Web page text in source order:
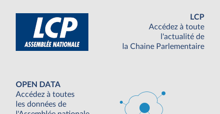
LCP
Accédez à toute
l'actualité de
la Chaine Parlementaire
OPEN DATA
Accédez à toutes
les données de